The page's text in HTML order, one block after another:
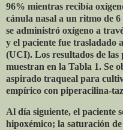
96% mientras recibía
cánula nasal a un ritmo de
se administró oxígeno a
y el paciente fue trasladado
(UCI). Los resultados de las
muestran en la Tabla 1. Se
aspirado traqueal para
empírico con piperacilina-
Al día siguiente, el paciente
hipoxémico; la saturación